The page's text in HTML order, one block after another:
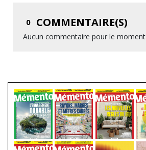
0 COMMENTAIRE(S)
Aucun commentaire pour le moment